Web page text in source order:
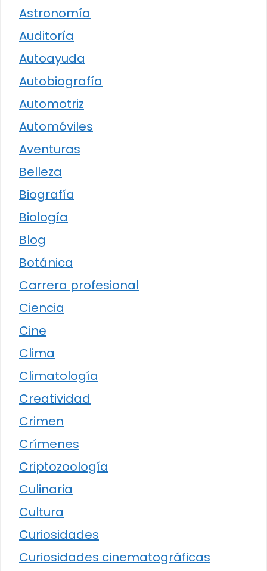
Astronomía
Auditoría
Autoayuda
Autobiografía
Automotriz
Automóviles
Aventuras
Belleza
Biografía
Biología
Blog
Botánica
Carrera profesional
Ciencia
Cine
Clima
Climatología
Creatividad
Crimen
Crímenes
Criptozoología
Culinaria
Cultura
Curiosidades
Curiosidades cinematográficas